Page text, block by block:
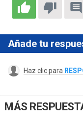
Añade tu
Haz clic para
MÁS